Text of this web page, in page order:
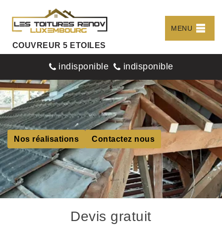
COUVREUR 5 ETOILES
MENU
indisponible indisponible
Nos réalisations Contactez nous
Devis gratuit